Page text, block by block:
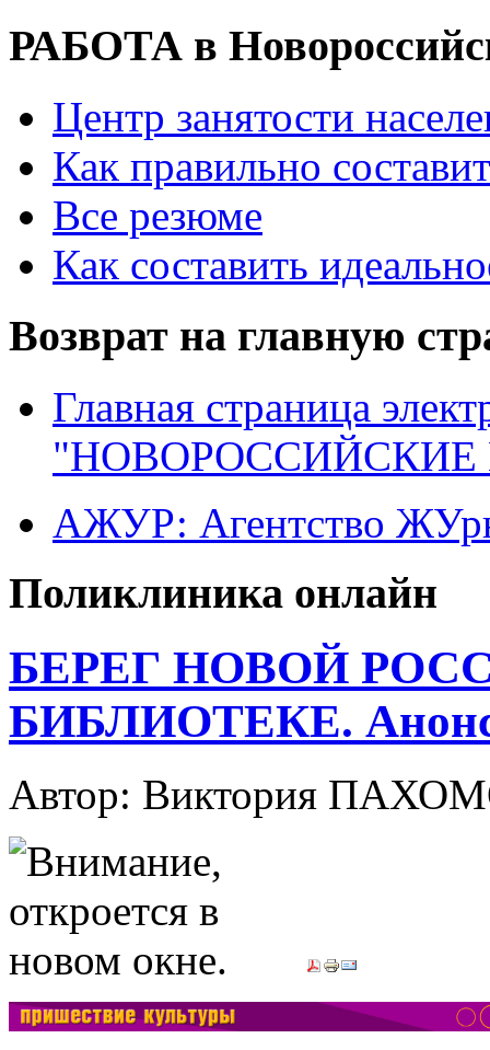
РАБОТА в
Центр занятости
Как правильно
Все резюме
Как составить
Возврат на главную
Главная страница
"НОВОРОССИЙСКИЕ
АЖУР: Агентство
Поликлиника онлайн
БЕРЕГ НОВОЙ
БИБЛИОТЕКЕ. Анонс
Автор: Виктория